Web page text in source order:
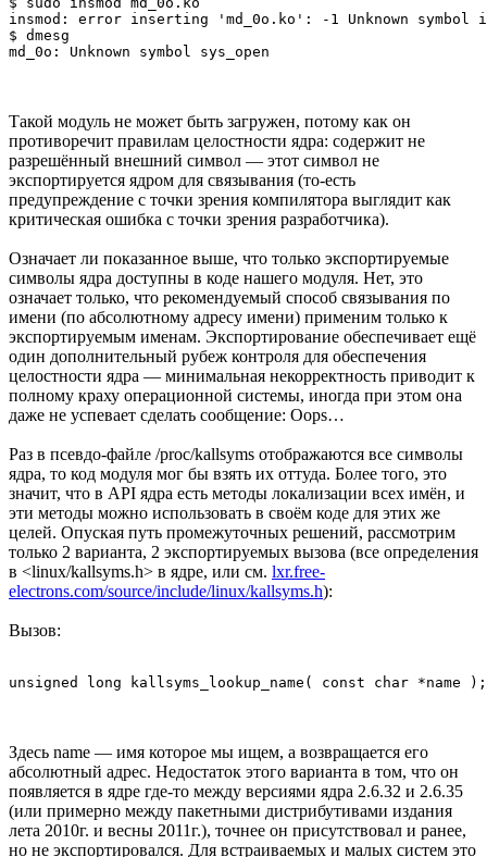
insmod: error inserting 'md_0o.ko': -1 Unknown symbol
$ dmesg
Такой модуль не может быть загружен, потому как он
противоречит правилам целостности ядра: содержит не
разрешённый внешний символ — этот символ не
экспортируется ядром для связывания (то-есть
предупреждение с точки зрения компилятора выглядит как
критическая ошибка с точки зрения разработчика).
Означает ли показанное выше, что только экспортируемые
символы ядра доступны в коде нашего модуля. Нет, это
означает только, что рекомендуемый способ связывания по
имени (по абсолютному адресу имени) применим только к
экспортируемым именам. Экспортирование обеспечивает ещё
один дополнительный рубеж контроля для обеспечения
целостности ядра — минимальная некорректность приводит к
полному краху операционной системы, иногда при этом она
даже не успевает сделать сообщение: Oops…
Раз в псевдо-файле /proc/kallsyms отображаются все символы
ядра, то код модуля мог бы взять их оттуда. Более того, это
значит, что в API ядра есть методы локализации всех имён, и
эти методы можно использовать в своём коде для этих же
целей. Опуская путь промежуточных решений, рассмотрим
только 2 варианта, 2 экспортируемых вызова (все определения
в <linux/kallsyms.h> в ядре, или см. lxr.free-
electrons.com/source/include/linux/kallsyms.h):
Вызов:
Здесь name — имя которое мы ищем, а возвращается его
абсолютный адрес. Недостаток этого варианта в том, что он
появляется в ядре где-то между версиями ядра 2.6.32 и 2.6.35
(или примерно между пакетными дистрибутивами издания
лета 2010г. и весны 2011г.), точнее он присутствовал и ранее,
но не экспортировался. Для встраиваемых и малых систем это